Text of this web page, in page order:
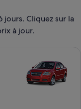
jours. Cliquez sur la
à jour.